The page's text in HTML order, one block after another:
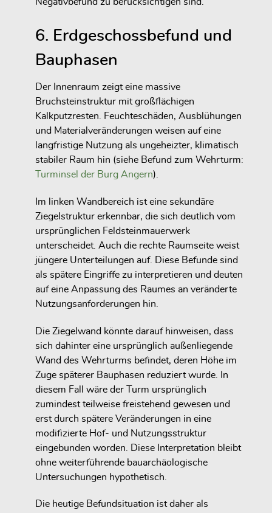
6. Erdgeschossbefund und
Bauphasen
Der Innenraum zeigt eine massive
Bruchsteinstruktur mit großflächigen
Kalkputzresten. Feuchteschäden, Ausblühungen
und Materialveränderungen weisen auf eine
langfristige Nutzung als ungeheizter, klimatisch
stabiler Raum hin (siehe Befund zum Wehrturm:
Turminsel der Burg Angern).
Im linken Wandbereich ist eine sekundäre
Ziegelstruktur erkennbar, die sich deutlich vom
ursprünglichen Feldsteinmauerwerk
unterscheidet. Auch die rechte Raumseite weist
jüngere Unterteilungen auf. Diese Befunde sind
als spätere Eingriffe zu interpretieren und deuten
auf eine Anpassung des Raumes an veränderte
Nutzungsanforderungen hin.
Die Ziegelwand könnte darauf hinweisen, dass
sich dahinter eine ursprünglich außenliegende
Wand des Wehrturms befindet, deren Höhe im
Zuge späterer Bauphasen reduziert wurde. In
diesem Fall wäre der Turm ursprünglich
zumindest teilweise freistehend gewesen und
erst durch spätere Veränderungen in eine
modifizierte Hof- und Nutzungsstruktur
eingebunden worden. Diese Interpretation bleibt
ohne weiterführende bauarchäologische
Untersuchungen hypothetisch.
Die heutige Befundsituation ist daher als